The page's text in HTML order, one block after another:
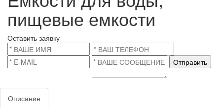
пищевые емкости
Оставить заявку
Отправить
Описание